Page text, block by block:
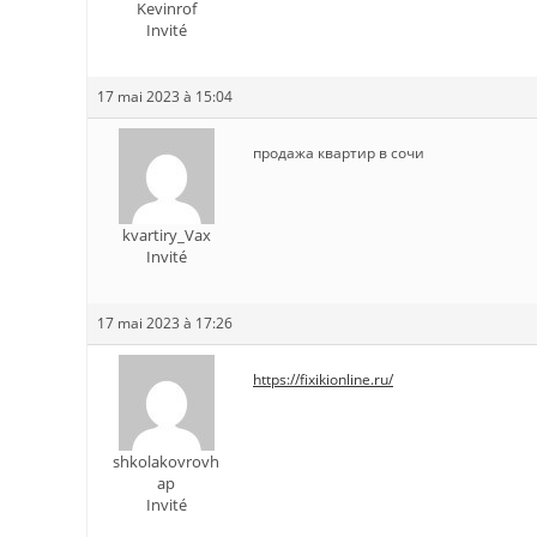
Kevinrof
Invité
17 mai 2023 à 15:04
kvartiry_Vax
Invité
продажа квартир в сочи
17 mai 2023 à 17:26
shkolakovrovh
ap
Invité
https://fixikionline.ru/